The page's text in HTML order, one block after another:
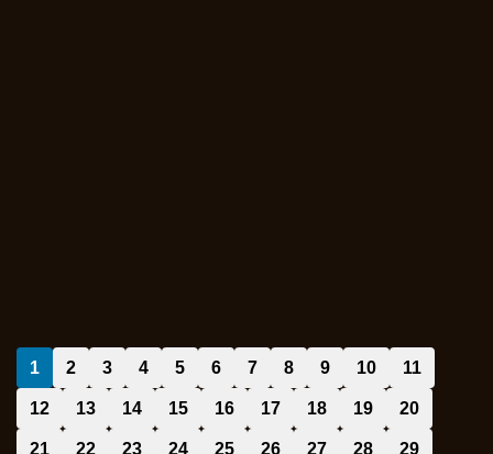
1 2 3 4 5 6 7 8 9 10 11
12 13 14 15 16 17 18 19 20
21 22 23 24 25 26 27 28 29